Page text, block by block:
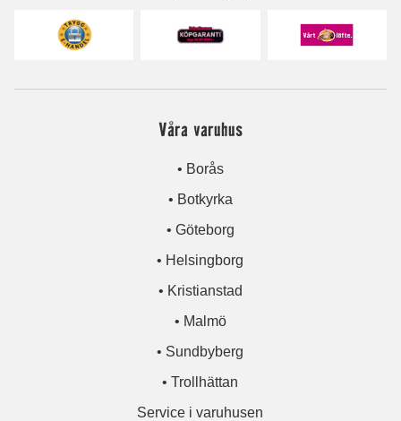
Våra varuhus
• Borås
• Botkyrka
• Göteborg
• Helsingborg
• Kristianstad
• Malmö
• Sundbyberg
• Trollhättan
Service i varuhusen